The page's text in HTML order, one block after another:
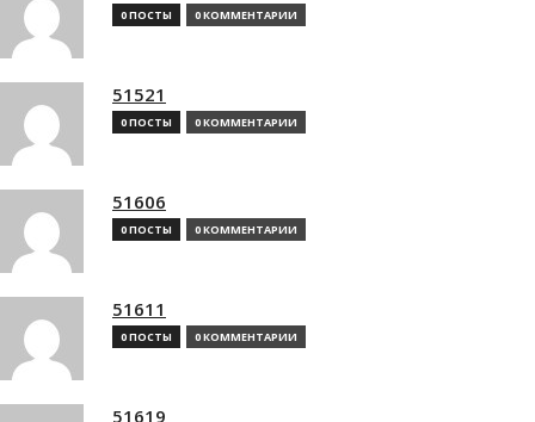
0 ПОСТЫ 0 КОММЕНТАРИИ
51521
0 ПОСТЫ 0 КОММЕНТАРИИ
51606
0 ПОСТЫ 0 КОММЕНТАРИИ
51611
0 ПОСТЫ 0 КОММЕНТАРИИ
51619